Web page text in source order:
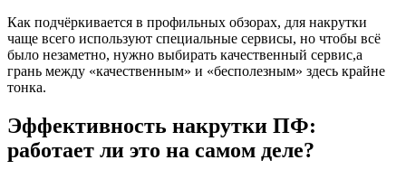
Как подчёркивается в профильных обзорах, для накрутки
чаще всего используют специальные сервисы, но чтобы всё
было незаметно, нужно выбирать качественный сервис,а
грань между «качественным» и «бесполезным» здесь крайне
тонка.
Эффективность накрутки ПФ:
работает ли это на самом деле?